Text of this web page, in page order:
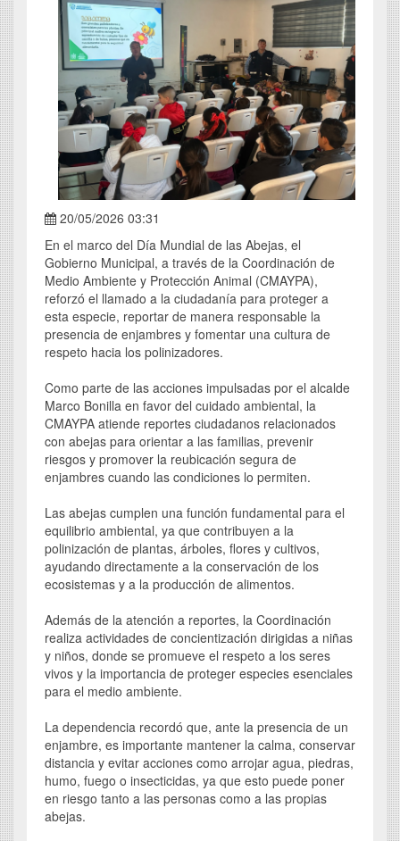
20/05/2026 03:31
En el marco del Día Mundial de las Abejas, el
Gobierno Municipal, a través de la Coordinación de
Medio Ambiente y Protección Animal (CMAYPA),
reforzó el llamado a la ciudadanía para proteger a
esta especie, reportar de manera responsable la
presencia de enjambres y fomentar una cultura de
respeto hacia los polinizadores.
Como parte de las acciones impulsadas por el alcalde
Marco Bonilla en favor del cuidado ambiental, la
CMAYPA atiende reportes ciudadanos relacionados
con abejas para orientar a las familias, prevenir
riesgos y promover la reubicación segura de
enjambres cuando las condiciones lo permiten.
Las abejas cumplen una función fundamental para el
equilibrio ambiental, ya que contribuyen a la
polinización de plantas, árboles, flores y cultivos,
ayudando directamente a la conservación de los
ecosistemas y a la producción de alimentos.
Además de la atención a reportes, la Coordinación
realiza actividades de concientización dirigidas a niñas
y niños, donde se promueve el respeto a los seres
vivos y la importancia de proteger especies esenciales
para el medio ambiente.
La dependencia recordó que, ante la presencia de un
enjambre, es importante mantener la calma, conservar
distancia y evitar acciones como arrojar agua, piedras,
humo, fuego o insecticidas, ya que esto puede poner
en riesgo tanto a las personas como a las propias
abejas.